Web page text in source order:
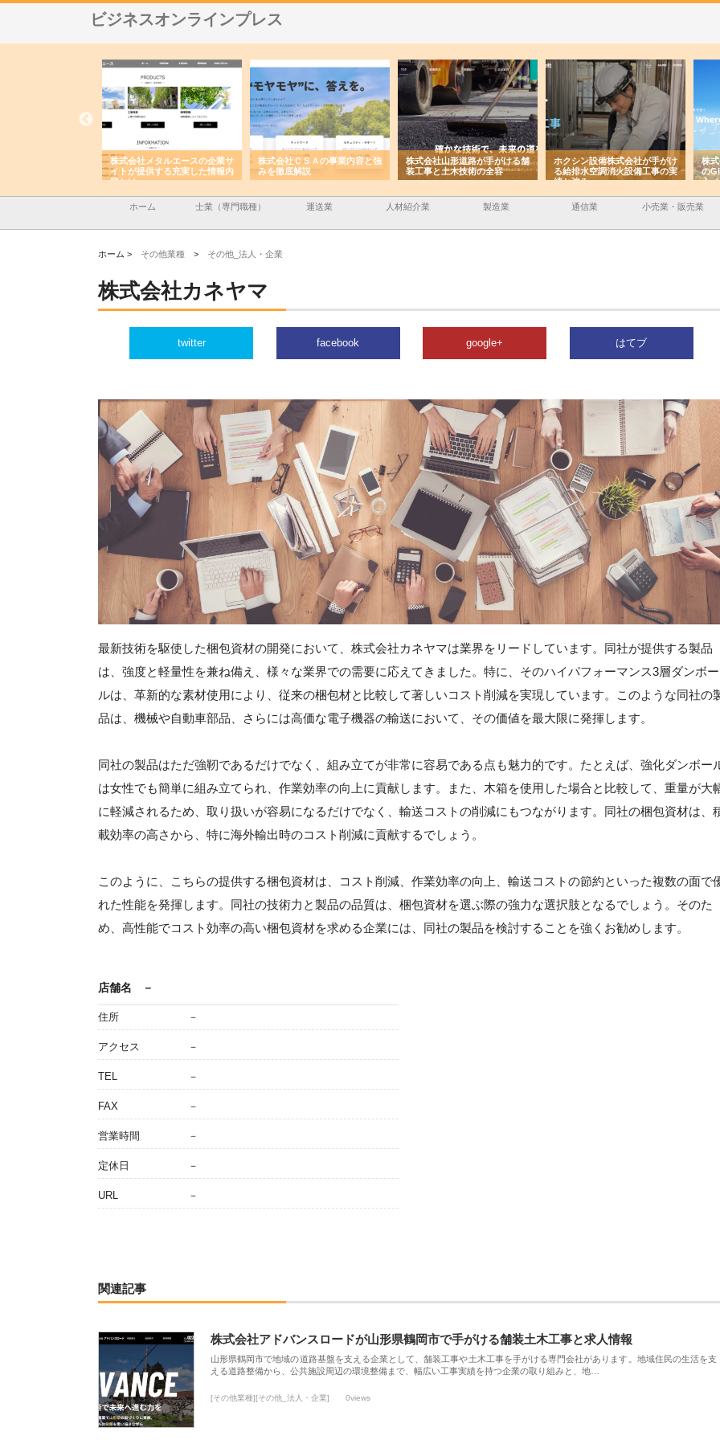
ビジネスオンラインプレス
株式会社メタルエースの企業サ
イトが提供する充実した情報内
容とは
株式会社ＣＳＡの事業内容と強
みを徹底解説
株式会社山形道路が手がける舗
装工事と土木技術の全容
ホクシン設備株式会社が手がけ
る給排水空調消火設備工事の実
績と強み
株
の
入
ホーム 士業（専門職種） 運送業 人材紹介業 製造業 通信業 小売業・販売業
ホーム > その他業種 > その他_法人・企業
株式会社カネヤマ
twitter facebook google+ はてブ
最新技術を駆使した梱包資材の開発において、株式会社カネヤマは業界をリードしています。同社が提供する製品
は、強度と軽量性を兼ね備え、様々な業界での需要に応えてきました。特に、そのハイパフォーマンス3層ダンボー
ルは、革新的な素材使用により、従来の梱包材と比較して著しいコスト削減を実現しています。このような同社の
品は、機械や自動車部品、さらには高価な電子機器の輸送において、その価値を最大限に発揮します。
同社の製品はただ強靭であるだけでなく、組み立てが非常に容易である点も魅力的です。たとえば、強化ダンボー
は女性でも簡単に組み立てられ、作業効率の向上に貢献します。また、木箱を使用した場合と比較して、重量が大
に軽減されるため、取り扱いが容易になるだけでなく、輸送コストの削減にもつながります。同社の梱包資材は、
載効率の高さから、特に海外輸出時のコスト削減に貢献するでしょう。
このように、こちらの提供する梱包資材は、コスト削減、作業効率の向上、輸送コストの節約といった複数の面で
れた性能を発揮します。同社の技術力と製品の品質は、梱包資材を選ぶ際の強力な選択肢となるでしょう。そのた
め、高性能でコスト効率の高い梱包資材を求める企業には、同社の製品を検討することを強くお勧めします。
店舗名 －
住所 －
アクセス －
TEL －
FAX －
営業時間 －
定休日 －
URL －
関連記事
株式会社アドバンスロードが山形県鶴岡市で手がける舗装土木工事と求人情報
山形県鶴岡市で地域の道路基盤を支える企業として、舗装工事や土木工事を手がける専門会社があります。地域住民の生活を支
える道路整備から、公共施設周辺の環境整備まで、幅広い工事実績を持つ企業の取り組みと、地…
[その他業種][その他_法人・企業] 0views